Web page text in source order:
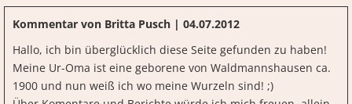
Kommentar von Britta Pusch | 04.07.2012
Hallo, ich bin überglücklich diese Seite gefunden zu haben!
Meine Ur-Oma ist eine geborene von Waldmannshausen ca.
1900 und nun weiß ich wo meine Wurzeln sind! ;)